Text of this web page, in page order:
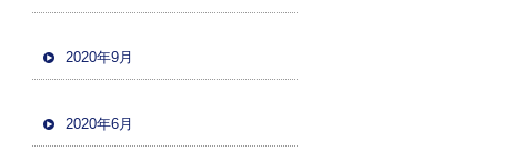
2020年9月
2020年6月